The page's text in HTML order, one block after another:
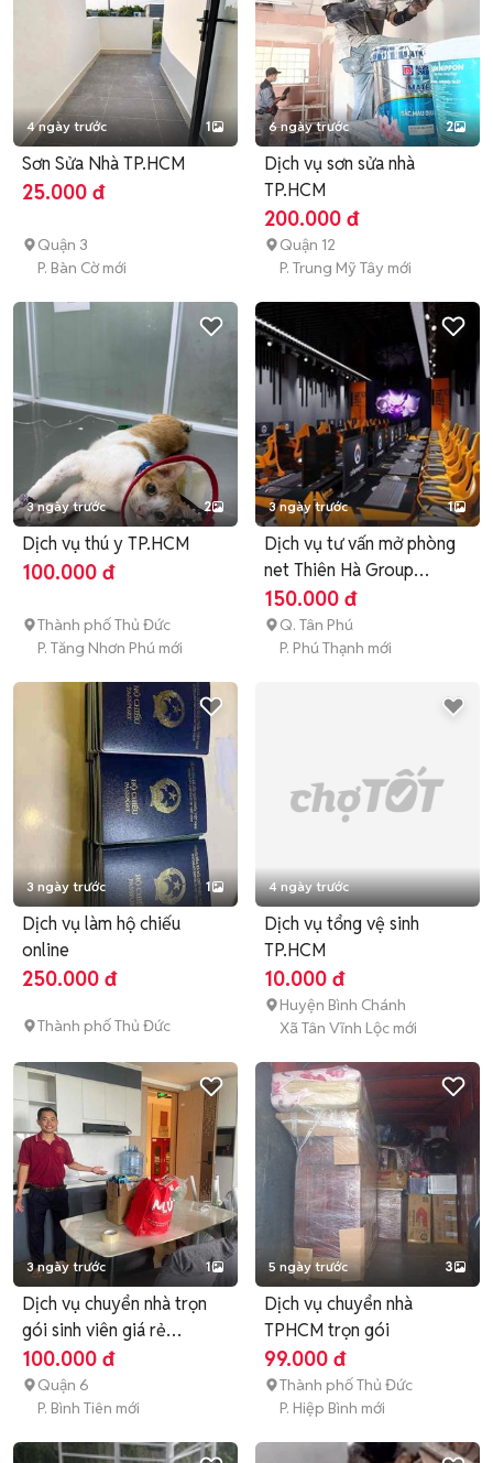
4 ngày trước 1
Sơn Sửa Nhà TP.HCM
25.000 đ
Quận 3
P. Bàn Cờ mới
6 ngày trước 2
Dịch vụ sơn sửa nhà
TP.HCM
200.000 đ
Quận 12
P. Trung Mỹ Tây mới
3 ngày trước 2
Dịch vụ thú y TP.HCM
100.000 đ
Thành phố Thủ Đức
P. Tăng Nhơn Phú mới
3 ngày trước 1
Dịch vụ tư vấn mở phòng
net Thiên Hà Group
TP.HCM
150.000 đ
Q. Tân Phú
P. Phú Thạnh mới
3 ngày trước 1
Dịch vụ làm hộ chiếu
online
250.000 đ
Thành phố Thủ Đức
4 ngày trước
Dịch vụ tổng vệ sinh
TP.HCM
10.000 đ
Huyện Bình Chánh
Xã Tân Vĩnh Lộc mới
3 ngày trước 1
Dịch vụ chuyển nhà trọn
gói sinh viên giá rẻ
TpHCM
100.000 đ
Quận 6
P. Bình Tiên mới
5 ngày trước 3
Dịch vụ chuyển nhà
TPHCM trọn gói
99.000 đ
Thành phố Thủ Đức
P. Hiệp Bình mới